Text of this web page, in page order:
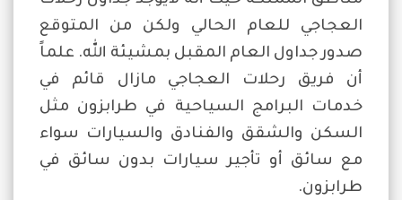
العجاجي للعام الحالي ولكن من المتوقع
صدور جداول العام المقبل بمشيئة الله. علماً
أن فريق رحلات العجاجي مازال قائم في
خدمات البرامج السياحية في طرابزون مثل
السكن والشقق والفنادق والسيارات سواء
مع سائق أو تأجير سيارات بدون سائق في
طرابزون.